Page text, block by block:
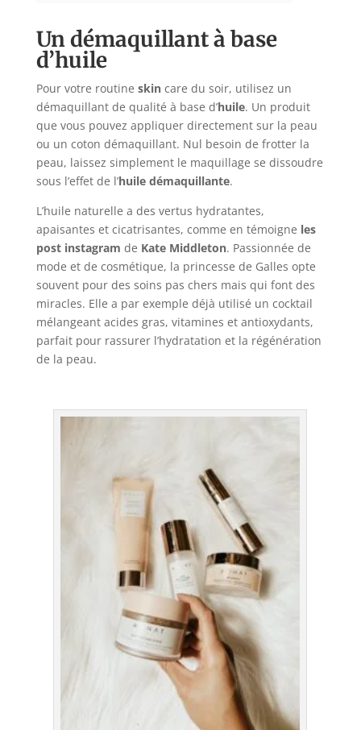
Un démaquillant à base
d’huile
Pour votre routine skincare du soir, utilisez un
démaquillant de qualité à base d’huile. Un produit
que vous pouvez appliquer directement sur la peau
ou un coton démaquillant. Nul besoin de frotter la
peau, laissez simplement le maquillage se dissoudre
sous l’effet de l’huile démaquillante.
L’huile naturelle a des vertus hydratantes,
apaisantes et cicatrisantes, comme en témoigne les
post instagram de Kate Middleton. Passionnée de
mode et de cosmétique, la princesse de Galles opte
souvent pour des soins pas chers mais qui font des
miracles. Elle a par exemple déjà utilisé un cocktail
mélangeant acides gras, vitamines et antioxydants,
parfait pour rassurer l’hydratation et la régénération
de la peau.